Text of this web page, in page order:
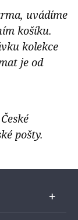
uvádíme
košíku.
kolekce
je od
pošty.